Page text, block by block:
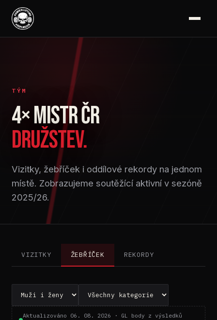
TÝM
4× MISTR ČR
DRUŽSTEV.
Vizitky, žebříček i oddílové rekordy na jednom
místě. Zobrazujeme soutěžící aktivní v sezóně
2025/26.
VIZITKY ŽEBŘÍČEK REKORDY
Aktualizováno 06. 08. 2026 · GL body z výsledků